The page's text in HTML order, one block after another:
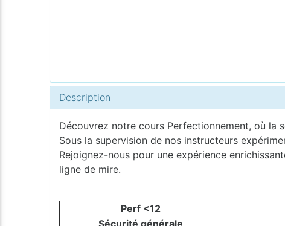
Description
Découvrez notre cours Perfectionnement, où la
Sous la supervision de nos instructeurs
Rejoignez-nous pour une expérience
ligne de mire.
Perf <12
Sécurité générale